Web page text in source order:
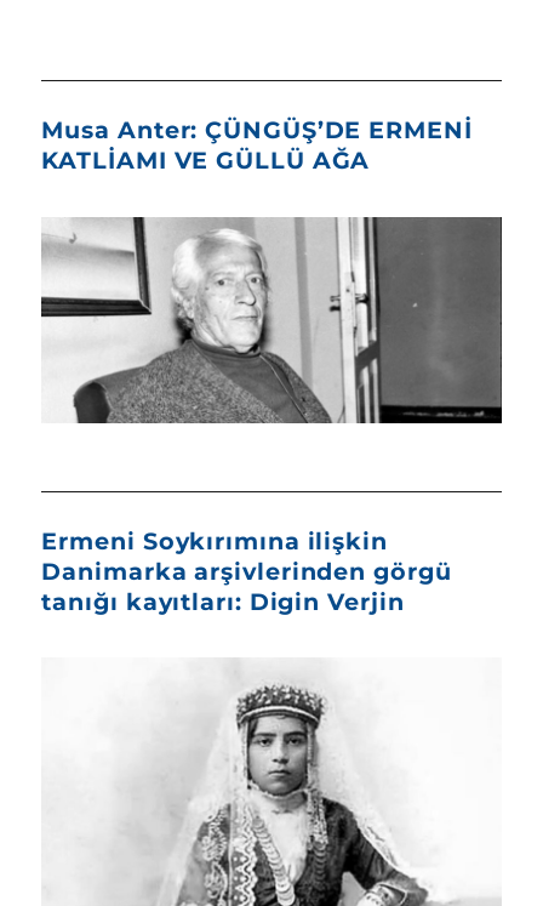
Musa Anter: ÇÜNGÜŞ’DE ERMENİ
KATLİAMI VE GÜLLÜ AĞA
Ermeni Soykırımına ilişkin
Danimarka arşivlerinden görgü
tanığı kayıtları: Digin Verjin